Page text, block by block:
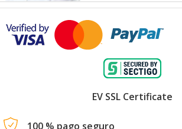
EV SSL Certificate
100 % pago seguro